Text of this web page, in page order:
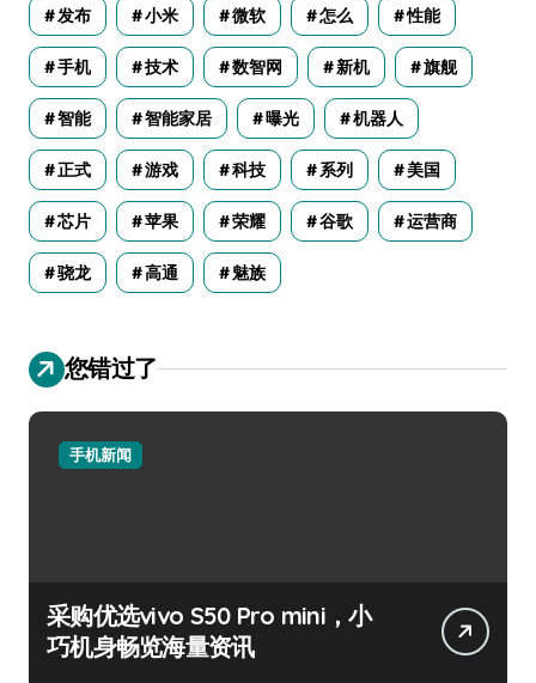
发布 小米 微软 怎么 性能
手机 技术 数智网 新机 旗舰
智能 智能家居 曝光 机器人
正式 游戏 科技 系列 美国
芯片 苹果 荣耀 谷歌 运营商
骁龙 高通 魅族
您错过了
手机新闻
采购优选vivo S50 Pro mini，小
巧机身畅览海量资讯